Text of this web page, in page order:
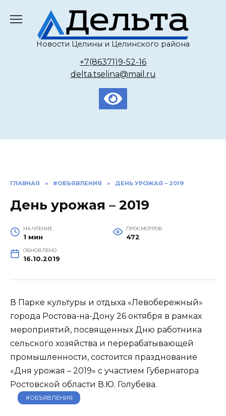
содержанию
Новости Целины и Целинского района
+7(86371)9-52-16
delta.tselina@mail.ru
ГЛАВНАЯ » #ОБЪЯВЛЕНИЯ » ДЕНЬ УРОЖАЯ – 2019
День урожая – 2019
НА ЧТЕНИЕ
1 мин
ПРОСМОТРОВ
472
ОБНОВЛЕНО
16.10.2019
В Парке культуры и отдыха «Левобережный»
города Ростова-на-Дону 26 октября в рамках
мероприятий, посвященных Дню работника
сельского хозяйства и перерабатывающей
промышленности, состоится празднование
«Дня урожая – 2019» с участием Губернатора
Ростовской области В.Ю. Голубева.
#ОБЪЯВЛЕНИЯ